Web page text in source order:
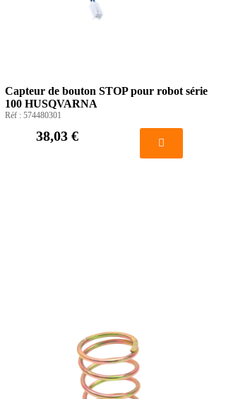
Capteur de bouton STOP pour robot série
100 HUSQVARNA
Réf : 574480301
38,03 €